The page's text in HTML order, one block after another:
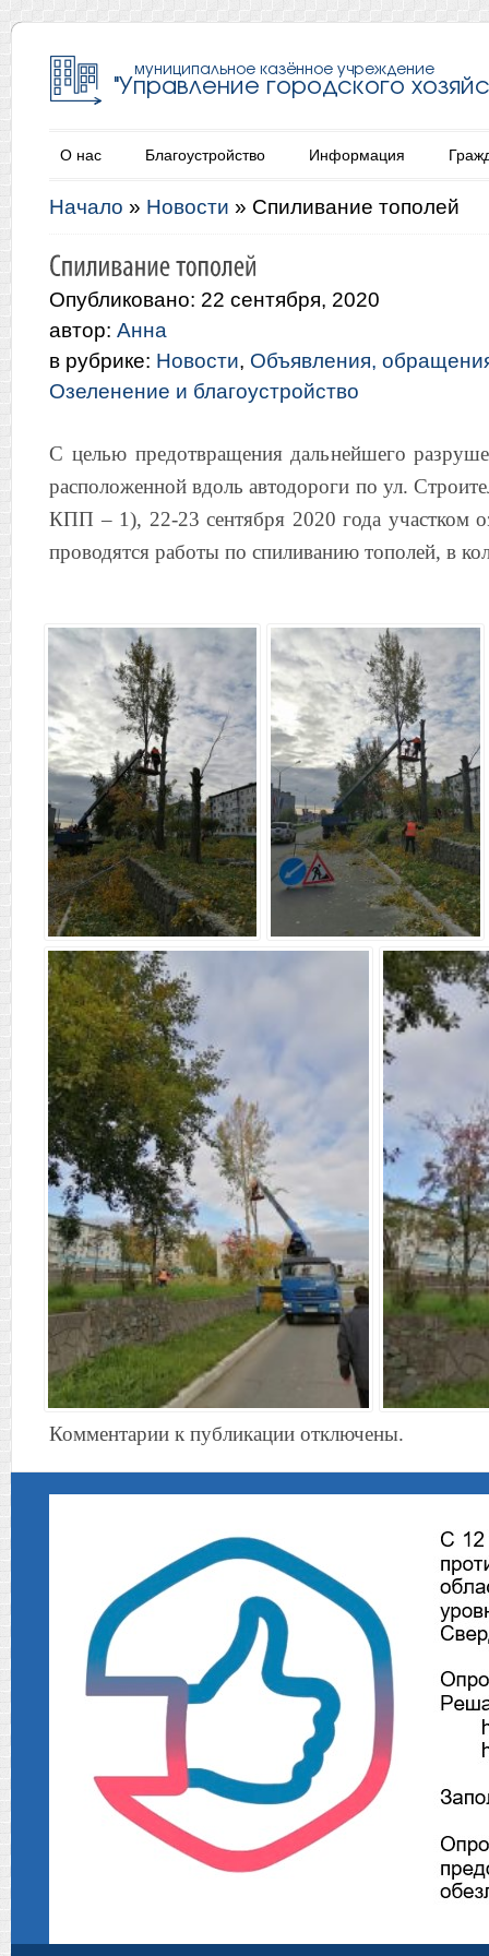
О нас Благоустройство Информация
Начало » Новости » Спиливание тополей
Опубликовано: 22 сентября, 2020
автор: Анна
в рубрике: Новости, Объявления,
Озеленение и благоустройство
С целью предотвращения дальнейшего
расположенной вдоль автодороги по ул.
КПП – 1), 22-23 сентября 2020 года участком
проводятся работы по спиливанию тополей, в
Комментарии к публикации отключены.